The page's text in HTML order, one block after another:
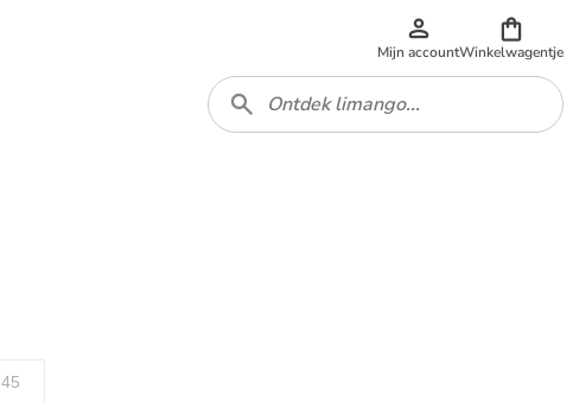
Mijn accountWinkelwagentje
45